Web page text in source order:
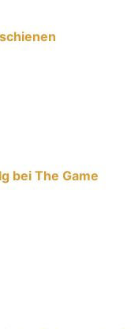
bei The Game